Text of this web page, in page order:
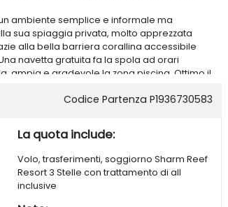
ambiente semplice e informale ma
sua spiaggia privata, molto apprezzata
alla bella barriera corallina accessibile
navetta gratuita fa la spola ad orari
ampia e gradevole la zona piscina. Ottimo il
nuova zona commerciale chiamata “Il
spiaggia (collegata da navetta), 500 dalla
Bay e 21 dall’aeroporto.
Codice Partenza P1936730583
La quota include:
Volo, trasferimenti, soggiorno Sharm Reef
Resort 3 Stelle con trattamento di all
inclusive